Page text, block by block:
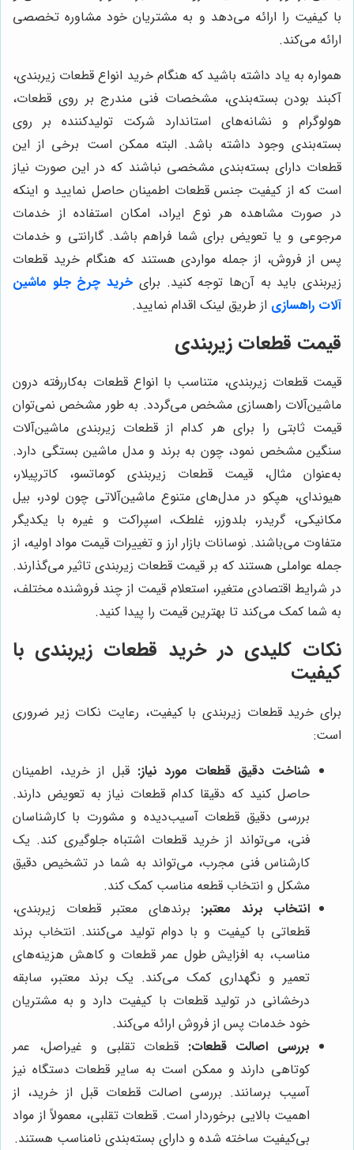
با کیفیت را ارائه می‌دهد و به مشتریان خود مشاوره تخصصی
ارائه می‌کند.
همواره به یاد داشته باشید که هنگام خرید انواع قطعات زیربندی،
آکبند بودن بسته‌بندی، مشخصات فنی مندرج بر روی قطعات،
هولوگرام و نشانه‌های استاندارد شرکت تولیدکننده بر روی
بسته‌بندی وجود داشته باشد. البته ممکن است برخی از این
قطعات دارای بسته‌بندی مشخصی نباشند که در این صورت نیاز
است که از کیفیت جنس قطعات اطمینان حاصل نمایید و اینکه
در صورت مشاهده هر نوع ایراد، امکان استفاده از خدمات
مرجوعی و یا تعویض برای شما فراهم باشد. گارانتی و خدمات
پس از فروش، از جمله مواردی هستند که هنگام خرید قطعات
زیربندی باید به آن‌ها توجه کنید. برای خرید چرخ جلو ماشین
آلات راهسازی از طریق لینک اقدام نمایید.
قیمت قطعات زیربندی
قیمت قطعات زیربندی، متناسب با انواع قطعات به‌کاررفته درون
ماشین‌آلات راهسازی مشخص می‌گردد. به طور مشخص نمی‌توان
قیمت ثابتی را برای هر کدام از قطعات زیربندی ماشین‌آلات
سنگین مشخص نمود، چون به برند و مدل ماشین بستگی دارد.
به‌عنوان مثال، قیمت قطعات زیربندی کوماتسو، کاترپیلار،
هیوندای، هپکو در مدل‌های متنوع ماشین‌آلاتی چون لودر، بیل
مکانیکی، گریدر، بلدوزر، غلطک، اسپراکت و غیره با یکدیگر
متفاوت می‌باشند. نوسانات بازار ارز و تغییرات قیمت مواد اولیه، از
جمله عواملی هستند که بر قیمت قطعات زیربندی تاثیر می‌گذارند.
در شرایط اقتصادی متغیر، استعلام قیمت از چند فروشنده مختلف،
به شما کمک می‌کند تا بهترین قیمت را پیدا کنید.
نکات کلیدی در خرید قطعات زیربندی با
کیفیت
برای خرید قطعات زیربندی با کیفیت، رعایت نکات زیر ضروری
است:
شناخت دقیق قطعات مورد نیاز: قبل از خرید، اطمینان
حاصل کنید که دقیقا کدام قطعات نیاز به تعویض دارند.
بررسی دقیق قطعات آسیب‌دیده و مشورت با کارشناسان
فنی، می‌تواند از خرید قطعات اشتباه جلوگیری کند. یک
کارشناس فنی مجرب، می‌تواند به شما در تشخیص دقیق
مشکل و انتخاب قطعه مناسب کمک کند.
انتخاب برند معتبر: برندهای معتبر قطعات زیربندی،
قطعاتی با کیفیت و با دوام تولید می‌کنند. انتخاب برند
مناسب، به افزایش طول عمر قطعات و کاهش هزینه‌های
تعمیر و نگهداری کمک می‌کند. یک برند معتبر، سابقه
درخشانی در تولید قطعات با کیفیت دارد و به مشتریان
خود خدمات پس از فروش ارائه می‌کند.
بررسی اصالت قطعات: قطعات تقلبی و غیراصل، عمر
کوتاهی دارند و ممکن است به سایر قطعات دستگاه نیز
آسیب برسانند. بررسی اصالت قطعات قبل از خرید، از
اهمیت بالایی برخوردار است. قطعات تقلبی، معمولاً از مواد
بی‌کیفیت ساخته شده و دارای بسته‌بندی نامناسب هستند.